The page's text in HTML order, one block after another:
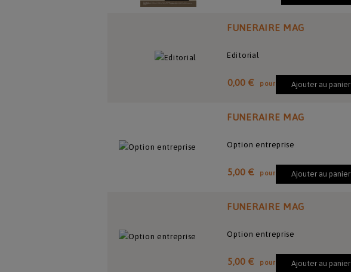
FUNERAIRE MAG
Editorial
0,00 € pour Ajouter au panier
FUNERAIRE MAG
Option entreprise
5,00 € pour Ajouter au panier
FUNERAIRE MAG
Option entreprise
5,00 € pour Ajouter au panier